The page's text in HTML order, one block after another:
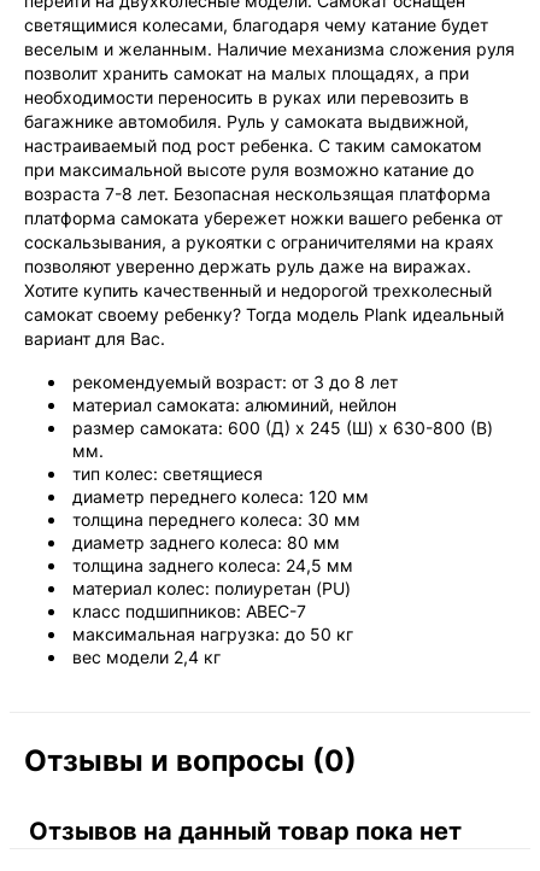
светящимися колесами, благодаря чему катание будет
веселым и желанным. Наличие механизма сложения руля
позволит хранить самокат на малых площадях, а при
необходимости переносить в руках или перевозить в
багажнике автомобиля. Руль у самоката выдвижной,
настраиваемый под рост ребенка. С таким самокатом
при максимальной высоте руля возможно катание до
возраста 7-8 лет. Безопасная нескользящая платформа
платформа самоката убережет ножки вашего ребенка от
соскальзывания, а рукоятки с ограничителями на краях
позволяют уверенно держать руль даже на виражах.
Хотите купить качественный и недорогой трехколесный
самокат своему ребенку? Тогда модель Plank идеальный
вариант для Вас.
рекомендуемый возраст: от 3 до 8 лет
материал самоката: алюминий, нейлон
размер самоката: 600 (Д) x 245 (Ш) x 630-800 (В)
мм.
тип колес: светящиеся
диаметр переднего колеса: 120 мм
толщина переднего колеса: 30 мм
диаметр заднего колеса: 80 мм
толщина заднего колеса: 24,5 мм
материал колес: полиуретан (PU)
класс подшипников: АВЕС-7
максимальная нагрузка: до 50 кг
вес модели 2,4 кг
Отзывы и вопросы (0)
Отзывов на данный товар пока нет